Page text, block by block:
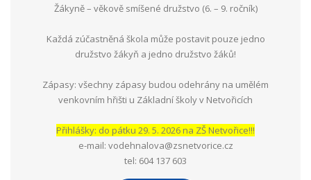
Žákyně – věkově smíšené družstvo (6. – 9. ročník)
Každá zúčastněná škola může postavit pouze jedno
družstvo žákyň a jedno družstvo žáků!
Zápasy: všechny zápasy budou odehrány na umělém
venkovním hřišti u Základní školy v Netvořicích
Přihlášky: do pátku 29. 5. 2026 na ZŠ Netvořice!!!
e-mail: vodehnalova@zsnetvorice.cz
tel: 604 137 603